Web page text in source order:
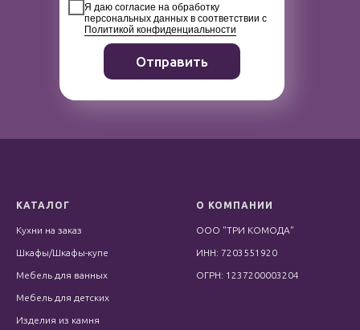
Я даю согласие на обработку
персональных данных в соответствии с
Политикой конфиденциальности
Отправить
КАТАЛОГ
Кухни на заказ
Шкафы/Шкафы-купе
Мебель для ванных
Мебель для детских
Изделия из камня
О КОМПАНИИ
ООО "ТРИ КОМОДА"
ИНН: 7203551920
ОГРН: 1237200003204